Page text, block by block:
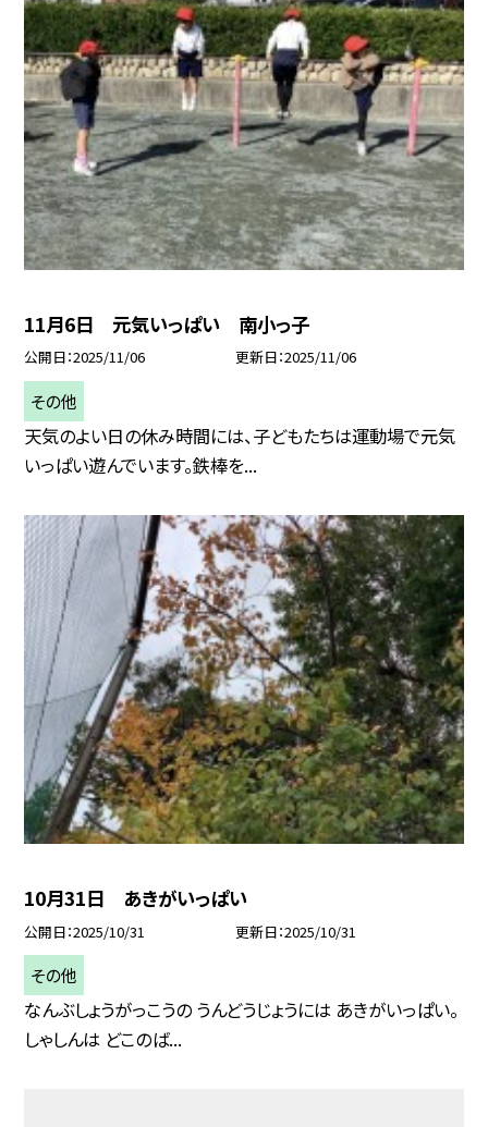
11月6日 元気いっぱい 南小っ子
公開日 2025/11/06 更新日 2025/11/06
その他
天気のよい日の休み時間には、子どもたちは運動場で元気
いっぱい遊んでいます。鉄棒を...
10月31日 あきがいっぱい
公開日 2025/10/31 更新日 2025/10/31
その他
なんぶしょうがっこうの うんどうじょうには あきがいっぱい。
しゃしんは どこのば...